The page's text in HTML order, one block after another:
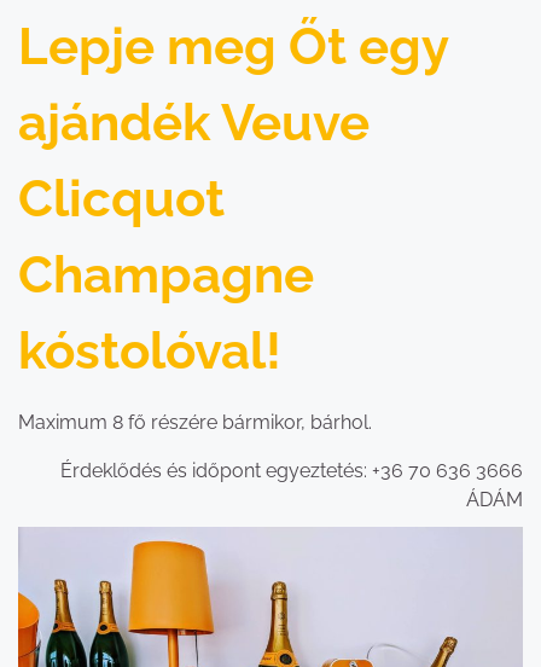
Lepje meg Őt egy
ajándék Veuve
Clicquot
Champagne
kóstolóval!
Maximum 8 fő részére bármikor, bárhol.
Érdeklődés és időpont egyeztetés: +36 70 636 3666
ÁDÁM